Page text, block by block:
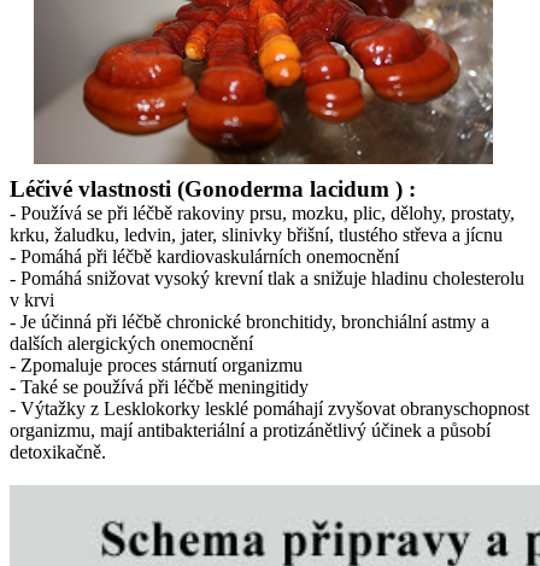
Léčivé vlastnosti (Gonoderma lacidum ) :
- Používá se při léčbě rakoviny prsu, mozku, plic, dělohy, prostaty,
krku, žaludku, ledvin, jater, slinivky břišní, tlustého střeva a jícnu
- Pomáhá při léčbě kardiovaskulárních onemocnění
- Pomáhá snižovat vysoký krevní tlak a snižuje hladinu cholesterolu
v krvi
- Je účinná při léčbě chronické bronchitidy, bronchiální astmy a
dalších alergických onemocnění
- Zpomaluje proces stárnutí organizmu
- Také se používá při léčbě meningitidy
- Výtažky z Lesklokorky lesklé pomáhají zvyšovat obranyschopnost
organizmu, mají antibakteriální a protizánětlivý účinek a působí
detoxikačně.